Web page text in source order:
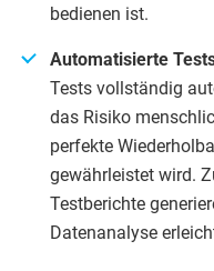
bedienen ist.
Automatisierte
Tests vollständig
das Risiko
perfekte
gewährleistet wird.
Testberichte
Datenanalyse